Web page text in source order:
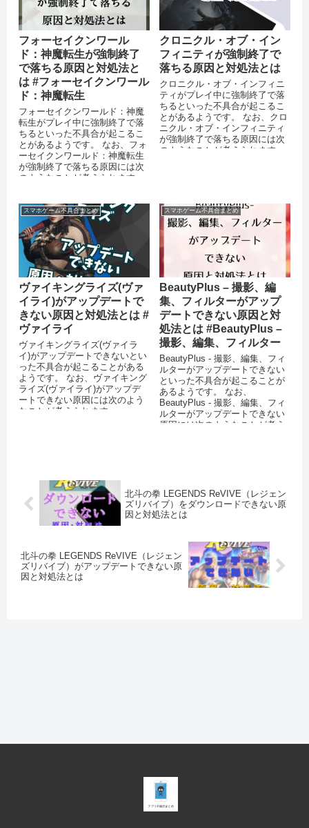
フォーセイクンワール
ド：神魔転生が強制終了
で落ちる原因と対処法と
は #フォーセイクンワール
ド：神魔転生
フォーセイクンワールド：神魔
転生がプレイ中に強制終了で落
ちるといった不具合が起こるこ
とがあるようです。 なお、フォ
ーセイクンワールド：神魔転生
が強制終了で落ちる原因には次
のようなことが考えられます。
クロニクル・オブ・イン
フィニティが強制終了で
落ちる原因と対処法とは
クロニクル・オブ・インフィニ
ティがプレイ中に強制終了で落
ちるといった不具合が起こるこ
とがあるようです。 なお、クロ
ニクル・オブ・インフィニティ
が強制終了で落ちる原因には次
のようなことが考えられます。
スマホゲーム不具合まとめ
ヴァイキングライズ(ヴァ
イライ)がアップデートで
きない原因と対処法とは #
ヴァイライ
ヴァイキングライズ(ヴァイラ
イ)がアップデートできないとい
った不具合が起こることがある
ようです。 なお、ヴァイキング
ライズ(ヴァイライ)がアップデ
ートできない原因には次のよう
なことが考えられます。
スマホゲーム不具合まとめ
BeautyPlus – 撮影、編
集、フィルターがアップ
デートできない原因と対
処法とは #BeautyPlus –
撮影、編集、フィルター
BeautyPlus - 撮影、編集、フィ
ルターがアップデートできない
といった不具合が起こることが
あるようです。 なお、
BeautyPlus - 撮影、編集、フィ
ルターがアップデートできない
原因には次のようなことが考え
北斗の拳 LEGENDS ReVIVE（レジェン
ズリバイブ）をダウンロードできない原
因と対処法とは
北斗の拳 LEGENDS ReVIVE（レジェン
ズリバイブ）がアップデートできない原
因と対処法とは